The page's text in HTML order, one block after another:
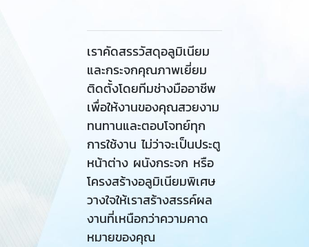
เราคัดสรรวัสดุอลูมิเนียม
และกระจกคุณภาพเยี่ยม
ติดตั้งโดยทีมช่างมืออาชีพ
เพื่อให้งานของคุณสวยงาม
ทนทานและตอบโจทย์ทุก
การใช้งาน ไม่ว่าจะเป็นประตู
หน้าต่าง ผนังกระจก หรือ
โครงสร้างอลูมิเนียมพิเศษ
วางใจให้เราสร้างสรรค์ผล
งานที่เหนือกว่าความคาด
หมายของคุณ